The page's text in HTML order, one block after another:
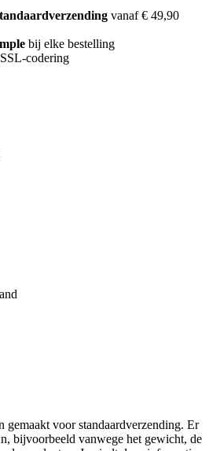
vanaf € 49,90
bij elke bestelling
codering
gemaakt voor standaardverzending. Er
bijvoorbeeld vanwege het gewicht, de